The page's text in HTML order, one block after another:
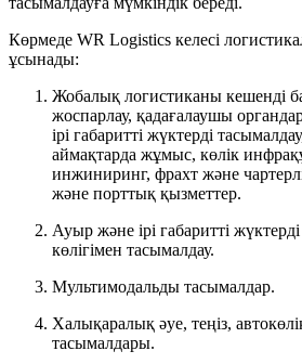
Көрмеде WR Logistics келесі
ұсынады:
Жобалық логистиканы кешенді
жоспарлау, қадағалаушы
ірі габаритті жүктерді
аймақтарда жұмыс, көлік
инжиниринг, фрахт және
және порттық қызметтер.
Ауыр және ірі габаритті
көлігімен тасымалдау.
Мультимодальды тасымалдар.
Халықаралық әуе, теңіз,
тасымалдары.